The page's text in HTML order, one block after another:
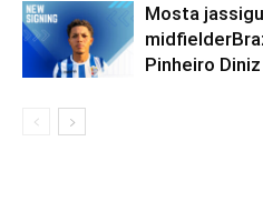
Mosta
Pinheiro Diniz